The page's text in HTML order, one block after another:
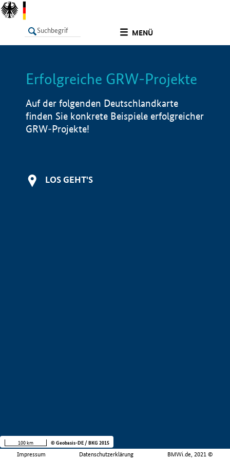
MENÜ
LISTE Info
Erfolgreiche GRW-Projekte
Auf der folgenden Deutschlandkarte
finden Sie konkrete Beispiele erfolgreicher
GRW-Projekte!
LOS GEHT'S
Impressum Datenschutzerklärung BMWi.de, 2021 ©
100 km © Geobasis-DE / BKG 2015